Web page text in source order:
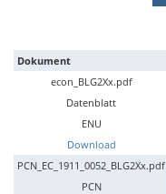
Dokument
econ_BLG2Xx.pdf
Datenblatt
ENU
Download
PCN_EC_1911_0052_BLG2Xx.pdf
PCN